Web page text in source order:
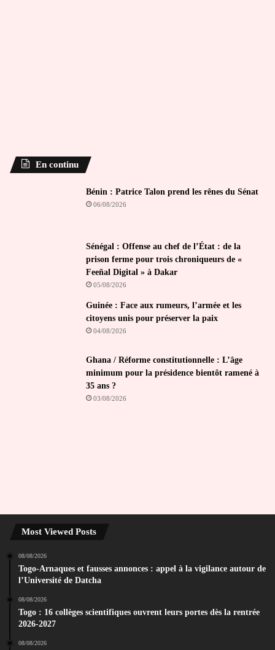
En continu
Bénin : Patrice Talon prend les rênes du Sénat
06/08/2026
Sénégal : Offense au chef de l’État : de la
prison ferme pour trois chroniqueurs de «
Feeñal Digital » à Dakar
05/08/2026
Guinée : Face aux rumeurs, l’armée et les
citoyens unis pour préserver la paix
04/08/2026
Ghana / Réforme constitutionnelle : L’âge
minimum pour la présidence bientôt ramené à
35 ans ?
03/08/2026
Most Viewed Posts
08/08/2026
Togo-Arnaques et fausses annonces : appel à la vigilance autour de
l’Université de Datcha
08/08/2026
Togo : 16 collèges scientifiques ouvrent leurs portes dès la rentrée
2026-2027
08/08/2026